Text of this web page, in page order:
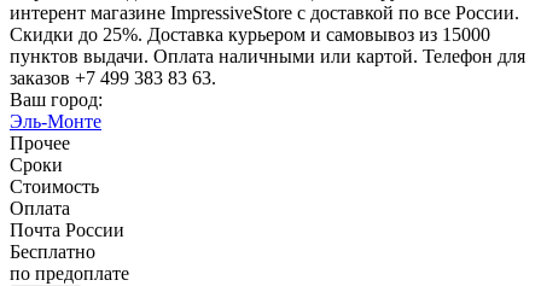
интерент магазине ImpressiveStore с доставкой по все России.
Скидки до 25%. Доставка курьером и самовывоз из 15000
пунктов выдачи. Оплата наличными или картой. Телефон для
заказов +7 499 383 83 63.
Ваш город:
Эль-Монте
Прочее
Сроки
Стоимость
Оплата
Почта России
Бесплатно
по предоплате